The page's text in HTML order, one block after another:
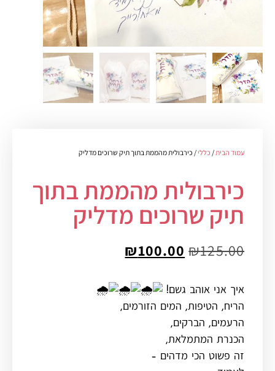
עמוד הבית / כללי / כירבולית מהממת בתוך תיק שרוכים מדליק
כירבולית מהממת בתוך
תיק שרוכים מדליק
₪125.00
₪100.00
איך אני אוהב גשם!
הריח, הטיפות, המים הזורמים,
הרעמים, הברקים,
הכנרת המתמלאת,
זה פשוט הכי מדהים –